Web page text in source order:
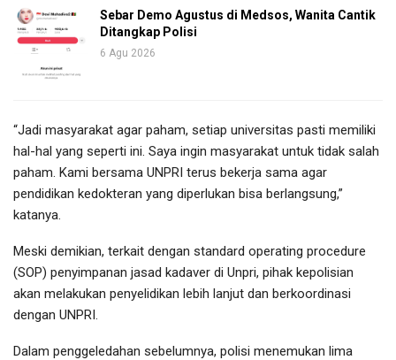
Sebar Demo Agustus di Medsos, Wanita Cantik
Ditangkap Polisi
6 Agu 2026
“Jadi masyarakat agar paham, setiap universitas pasti memiliki
hal-hal yang seperti ini. Saya ingin masyarakat untuk tidak salah
paham. Kami bersama UNPRI terus bekerja sama agar
pendidikan kedokteran yang diperlukan bisa berlangsung,”
katanya.
Meski demikian, terkait dengan standard operating procedure
(SOP) penyimpanan jasad kadaver di Unpri, pihak kepolisian
akan melakukan penyelidikan lebih lanjut dan berkoordinasi
dengan UNPRI.
Dalam penggeledahan sebelumnya, polisi menemukan lima